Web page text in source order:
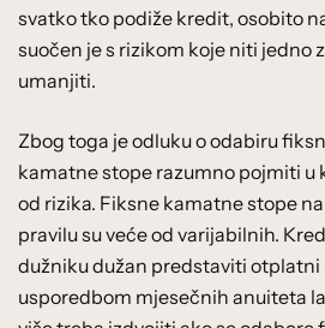
svatko tko podiže kredit, osobito
suočen je s rizikom koje niti jedno
umanjiti.
Zbog toga je odluku o odabiru
kamatne stope razumno pojmiti u
od rizika. Fiksne kamatne stope
pravilu su veće od varijabilnih.
dužniku dužan predstaviti otplatni
usporedbom mjesečnih anuiteta